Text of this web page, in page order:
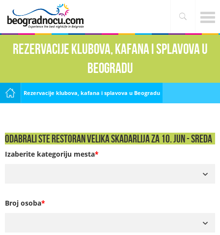
Rezervacije klubova, kafana i splavova u
Beogradu
Rezervacije klubova, kafana i splavova u Beogradu
Odabrali ste Restoran Velika Skadarlija za 10. Jun - SREDA
Izaberite kategoriju mesta*
Broj osoba*